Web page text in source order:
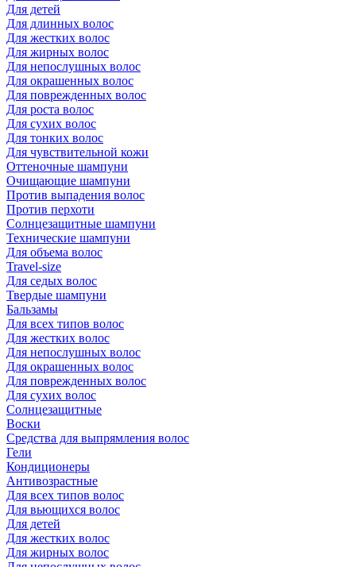
Для детей
Для длинных волос
Для жестких волос
Для жирных волос
Для непослушных волос
Для окрашенных волос
Для поврежденных волос
Для роста волос
Для сухих волос
Для тонких волос
Для чувствительной кожи
Оттеночные шампуни
Очищающие шампуни
Против выпадения волос
Против перхоти
Солнцезащитные шампуни
Технические шампуни
Для объема волос
Travel-size
Для седых волос
Твердые шампуни
Бальзамы
Для всех типов волос
Для жестких волос
Для непослушных волос
Для окрашенных волос
Для поврежденных волос
Для сухих волос
Солнцезащитные
Воски
Средства для выпрямления волос
Гели
Кондиционеры
Антивозрастные
Для всех типов волос
Для вьющихся волос
Для детей
Для жестких волос
Для жирных волос